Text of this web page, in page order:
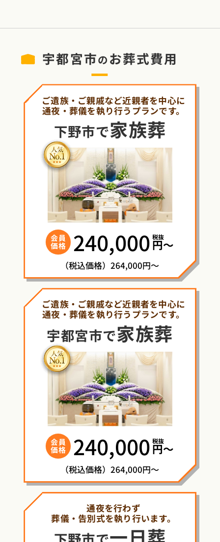
宇都宮市の お葬式費用
ご遺族・ご親戚など近親者を中心に
通夜・葬儀を執り行うプランです。
下野市で家族葬
会員
価格 240,000 税抜
円〜
（税込価格）264,000円～
ご遺族・ご親戚など近親者を中心に
通夜・葬儀を執り行うプランです。
宇都宮市で家族葬
会員
価格 240,000 税抜
円〜
（税込価格）264,000円～
通夜を行わず
葬儀・告別式を執り行います。